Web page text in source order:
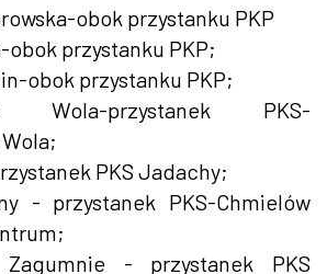
obok przystanku PKP
obok przystanku PKP;
obok przystanku PKP;
Wola-przystanek PKS-
PKS Jadachy;
- przystanek PKS-Chmielów
Zagumnie - przystanek PKS